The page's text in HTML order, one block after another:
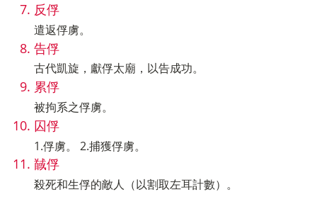
反俘
遣返俘虜。
告俘
古代凱旋，獻俘太廟，以告成功。
累俘
被拘系之俘虜。
囚俘
1.俘虜。 2.捕獲俘虜。
馘俘
殺死和生俘的敵人（以割取左耳計數）。